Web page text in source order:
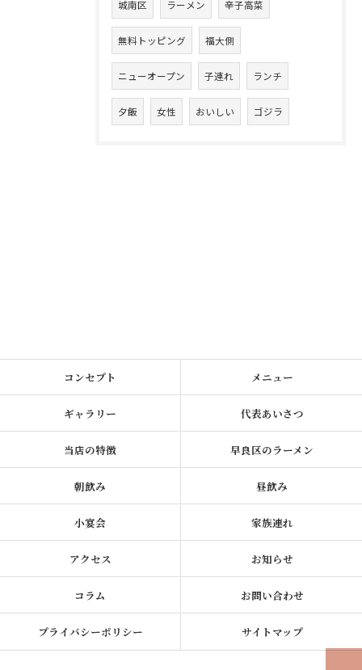
城南区 ラーメン 辛子高菜
無料トッピング 福大側
ニューオープン 子連れ ランチ
夕飯 女性 おいしい ゴジラ
コンセプト メニュー
ギャラリー 代表あいさつ
当店の特徴 早良区のラーメン
朝飲み 昼飲み
小宴会 家族連れ
アクセス お知らせ
コラム お問い合わせ
プライバシーポリシー サイトマップ